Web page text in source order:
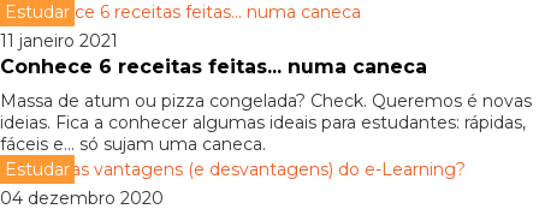
Estudar
11 janeiro 2021
Conhece 6 receitas feitas... numa caneca
Massa de atum ou pizza congelada? Check. Queremos é novas
ideias. Fica a conhecer algumas ideais para estudantes: rápidas,
fáceis e… só sujam uma caneca.
Estudar
04 dezembro 2020